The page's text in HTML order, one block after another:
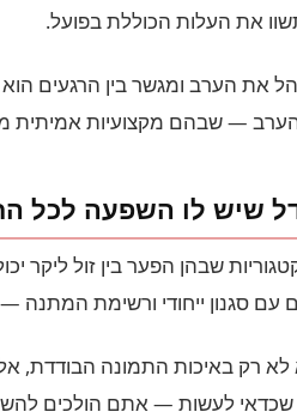
את העלות הכוללת בפועל.
— שבהם מקצועיות אמיתית
שיש לו השפעה לכל
ייחודי ורשימת המתנה — 20,000–35,000 ₪.
רק באיכות התמונה הבודדת,
לעשות — אתם הולכים